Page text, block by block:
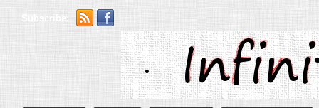
Subscribe:
.